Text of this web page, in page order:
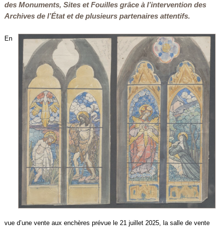
des Monuments, Sites et Fouilles grâce à l’intervention des
Archives de l’État et de plusieurs partenaires attentifs.
En
vue d’une vente aux enchères prévue le 21 juillet 2025, la salle de vente